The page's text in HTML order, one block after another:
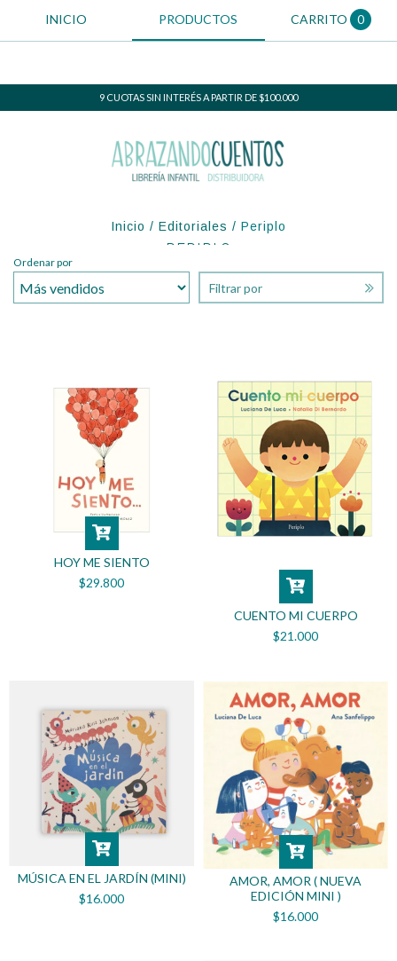
INICIO PRODUCTOS CARRITO 0
9 CUOTAS SIN INTERÉS A PARTIR DE $100.000
Inicio / Editoriales / Periplo
PERIPLO
Ordenar por
Filtrar por
HOY ME SIENTO
$29.800
CUENTO MI CUERPO
$21.000
MÚSICA EN EL JARDÍN (MINI)
$16.000
AMOR, AMOR ( NUEVA
EDICIÓN MINI )
$16.000